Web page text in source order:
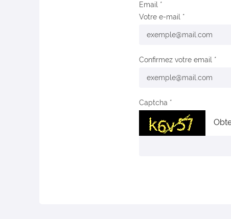
Email
Votre e-mail
Confirmez votre email
Captcha